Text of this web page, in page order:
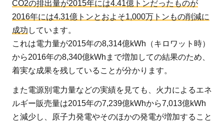
CO2の排出量が2015年には4.41億トンだったものが
2016年には4.31億トンとおよそ1,000万トンもの削減に
成功 しています。
これは電力量が2015年の8,314億kWh（キロワット時）
から2016年の8,340億kWhまで増加しての結果のため、
着実な成果を残していることが分かります。
また電源別電力量などの実績を見ても、火力によるエネ
ルギー販売量は2015年の7,239億kWhから7,013億kWh
と減少し、原子力発電やそのほかの発電が増加すること